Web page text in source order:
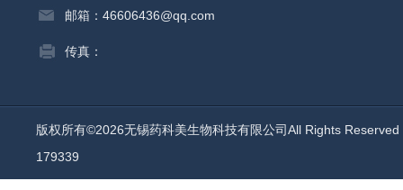
邮箱：46606436@qq.com
传真：
版权所有©2026无锡药科美生物科技有限公司All Rights
179339